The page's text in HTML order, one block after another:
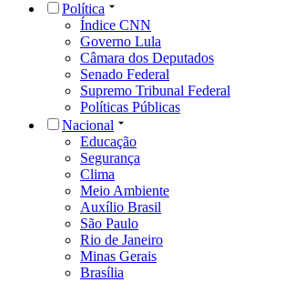
Política
Índice CNN
Governo Lula
Câmara dos Deputados
Senado Federal
Supremo Tribunal Federal
Políticas Públicas
Nacional
Educação
Segurança
Clima
Meio Ambiente
Auxílio Brasil
São Paulo
Rio de Janeiro
Minas Gerais
Brasília